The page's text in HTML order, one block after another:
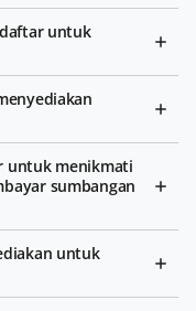
untuk
untuk menikmati
sumbangan
untuk